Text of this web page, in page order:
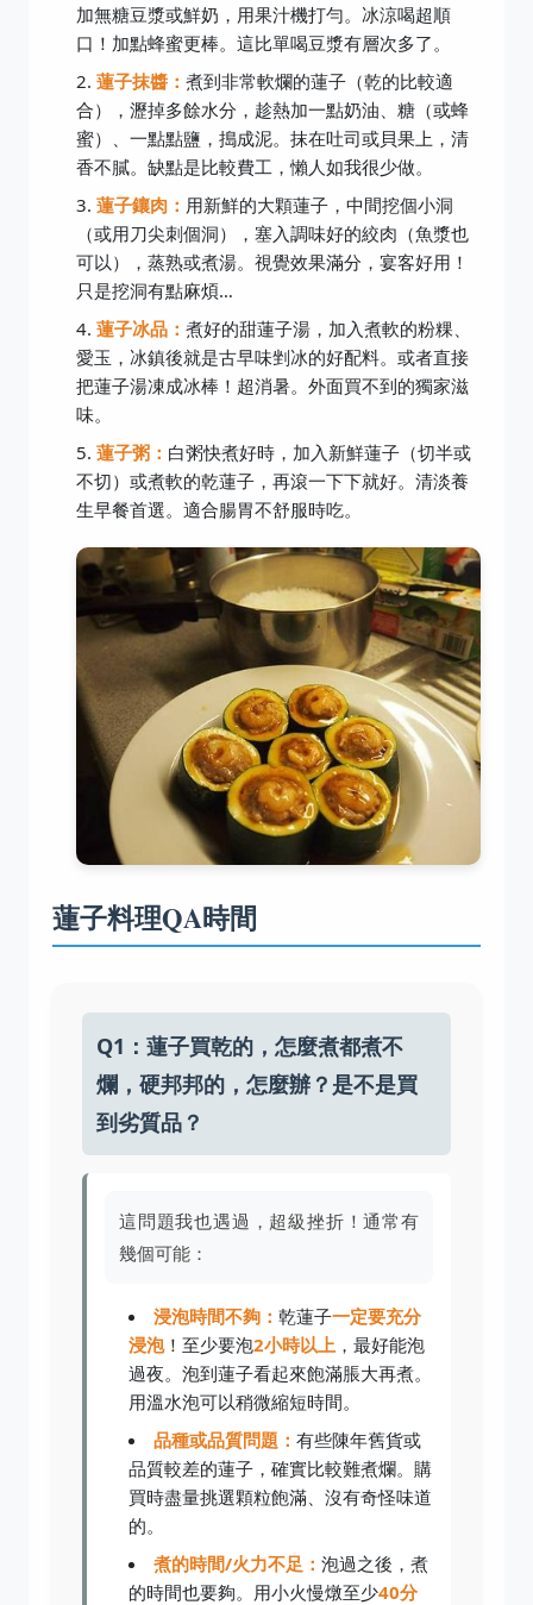
加無糖豆漿或鮮奶，用果汁機打勻。冰涼喝超順
口！加點蜂蜜更棒。這比單喝豆漿有層次多了。
蓮子抹醬： 煮到非常軟爛的蓮子（乾的比較適
合），瀝掉多餘水分，趁熱加一點奶油、糖（或蜂
蜜）、一點點鹽，搗成泥。抹在吐司或貝果上，清
香不膩。缺點是比較費工，懶人如我很少做。
蓮子鑲肉： 用新鮮的大顆蓮子，中間挖個小洞
（或用刀尖刺個洞），塞入調味好的絞肉（魚漿也
可以），蒸熟或煮湯。視覺效果滿分，宴客好用！
只是挖洞有點麻煩…
蓮子冰品： 煮好的甜蓮子湯，加入煮軟的粉粿、
愛玉，冰鎮後就是古早味剉冰的好配料。或者直接
把蓮子湯凍成冰棒！超消暑。外面買不到的獨家滋
味。
蓮子粥： 白粥快煮好時，加入新鮮蓮子（切半或
不切）或煮軟的乾蓮子，再滾一下下就好。清淡養
生早餐首選。適合腸胃不舒服時吃。
蓮子料理QA時間
Q1：蓮子買乾的，怎麼煮都煮不
爛，硬邦邦的，怎麼辦？是不是買
到劣質品？
這問題我也遇過，超級挫折！通常有
幾個可能：
浸泡時間不夠： 乾蓮子一定要充分
浸泡！至少要泡2小時以上 ，最好能泡
過夜。泡到蓮子看起來飽滿脹大再煮。
用溫水泡可以稍微縮短時間。
品種或品質問題： 有些陳年舊貨或
品質較差的蓮子，確實比較難煮爛。購
買時盡量挑選顆粒飽滿、沒有奇怪味道
的。
煮的時間/火力不足： 泡過之後，煮
的時間也要夠。用小火慢燉至少40分